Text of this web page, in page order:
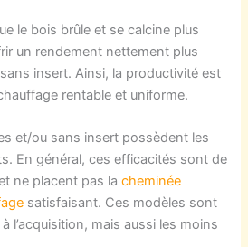
le bois brûle et se calcine plus
un rendement nettement plus
insert. Ainsi, la productivité est
rentable et uniforme.
et/ou sans insert possèdent les
En général, ces efficacités sont de
et ne placent pas lacheminée
satisfaisant. Ces modèles sont
l’acquisition, mais aussi les moins